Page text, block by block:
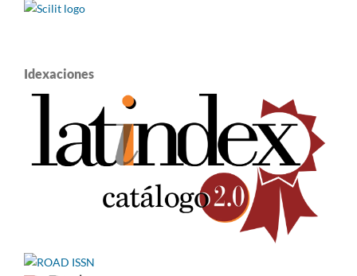
Idexaciones